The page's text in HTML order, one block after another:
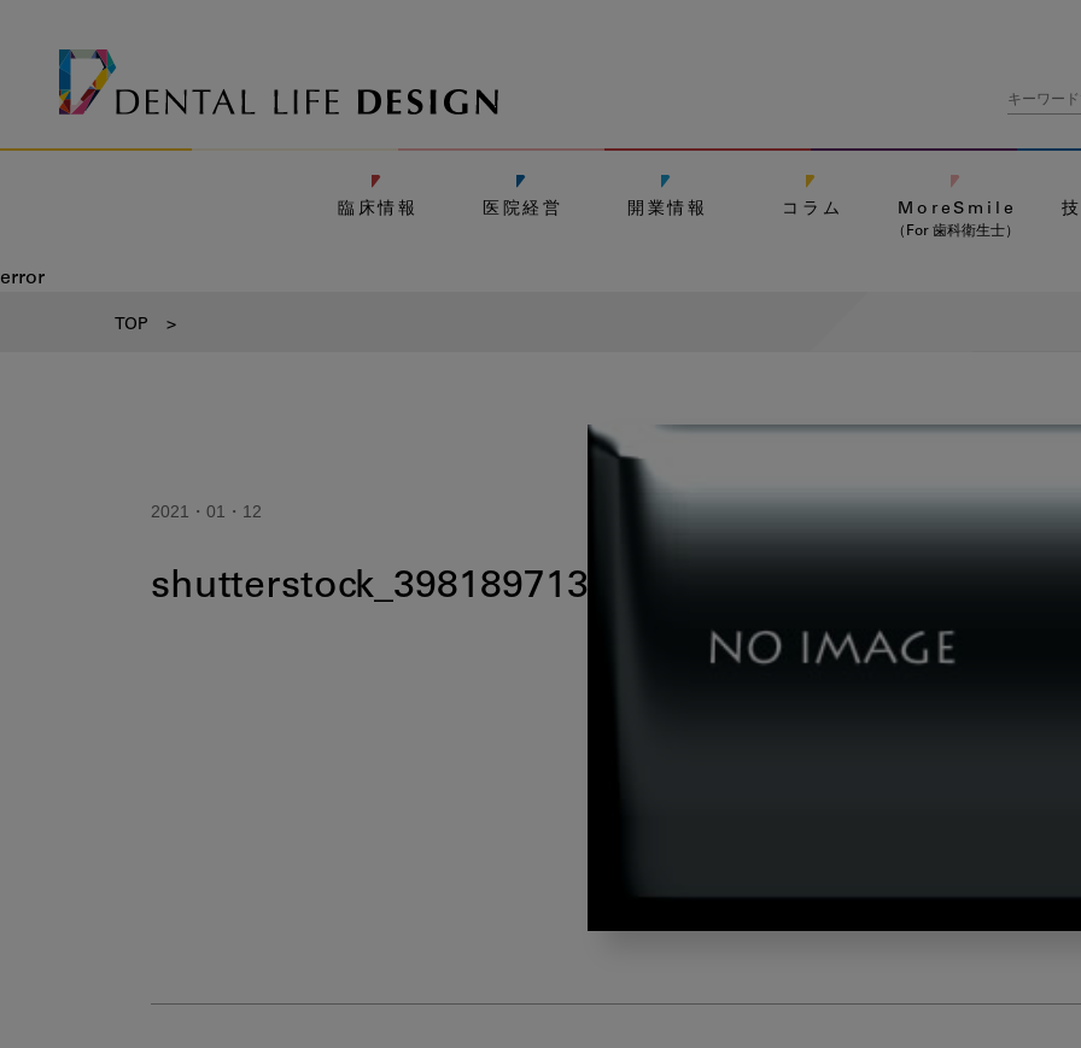
臨床情報 医院経営 開業情報 コラム MoreSmile
（For 歯科衛生士）
error
TOP >
2021・01・12
shutterstock_398189713